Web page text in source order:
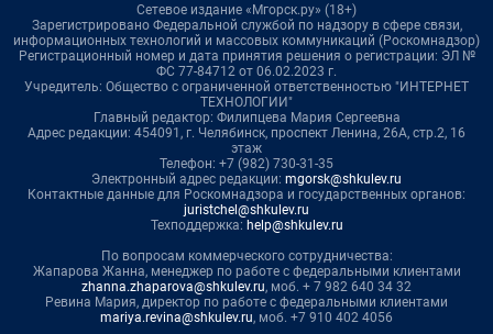
Сетевое издание «Мгорск.ру» (18+)
Зарегистрировано Федеральной службой по надзору в сфере связи,
информационных технологий и массовых коммуникаций (Роскомнадзор)
Регистрационный номер и дата принятия решения о регистрации: ЭЛ №
ФС 77-84712 от 06.02.2023 г.
Учредитель: Общество с ограниченной ответственностью "ИНТЕРНЕТ
ТЕХНОЛОГИИ"
Главный редактор: Филипцева Мария Сергеевна
Адрес редакции: 454091, г. Челябинск, проспект Ленина, 26А, стр.2, 16
этаж
Телефон: +7 (982) 730-31-35
Электронный адрес редакции: mgorsk@shkulev.ru
Контактные данные для Роскомнадзора и государственных органов:
juristchel@shkulev.ru
Техподдержка: help@shkulev.ru
По вопросам коммерческого сотрудничества:
Жапарова Жанна, менеджер по работе с федеральными клиентами
zhanna.zhaparova@shkulev.ru, моб. + 7 982 640 34 32
Ревина Мария, директор по работе с федеральными клиентами
mariya.revina@shkulev.ru, моб. +7 910 402 4056